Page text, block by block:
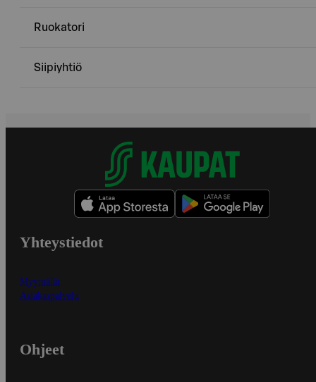
Ruokatori
Siipiyhtiö
Yhteystiedot
Myymälät
Asiakaspalvelu
Ohjeet